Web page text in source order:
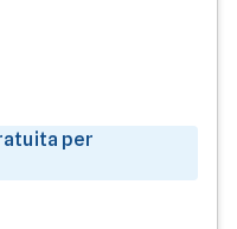
per